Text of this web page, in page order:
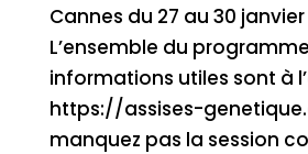
Cannes du 27 au 30
L’ensemble du
informations utiles sont à
https://assises-
manquez pas la session